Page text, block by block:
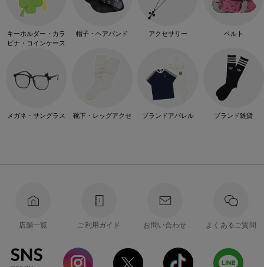
キーホルダー・カラ
ビナ・コインケース
帽子・ヘアバンド アクセサリー ベルト
メガネ・サングラス 靴下・レッグアクセ ブランドアパレル ブランド雑貨
店舗一覧 ご利用ガイド お問い合わせ よくあるご質問